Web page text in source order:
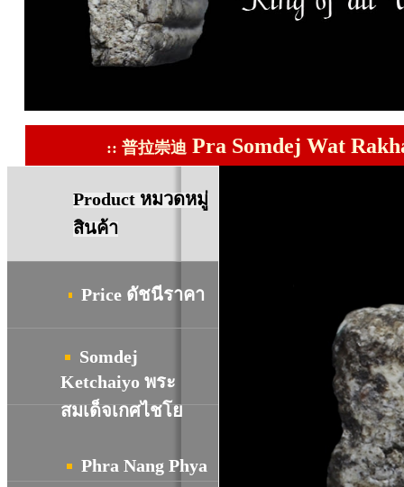
:: 普拉崇迪 Pra Somdej Wat
Product หมวดหมู่
สินค้า
Price ดัชนีราคา
Somdej
Ketchaiyo พระ
สมเด็จเกศไชโย
Phra Nang Phya